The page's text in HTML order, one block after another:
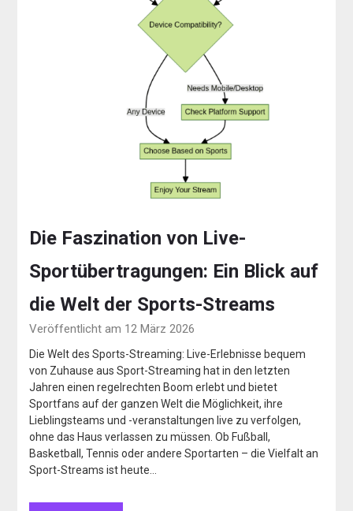
Die Faszination von Live-
Sportübertragungen: Ein Blick auf
die Welt der Sports-Streams
Veröffentlicht am 12 März 2026
Die Welt des Sports-Streaming: Live-Erlebnisse bequem
von Zuhause aus Sport-Streaming hat in den letzten
Jahren einen regelrechten Boom erlebt und bietet
Sportfans auf der ganzen Welt die Möglichkeit, ihre
Lieblingsteams und -veranstaltungen live zu verfolgen,
ohne das Haus verlassen zu müssen. Ob Fußball,
Basketball, Tennis oder andere Sportarten – die Vielfalt an
Sport-Streams ist heute…